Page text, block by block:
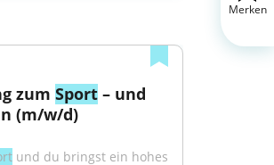
zum Sport – und
(m/w/d)
und du bringst ein hohes
Merken